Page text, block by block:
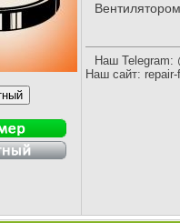
Наш Telegram:
Наш сайт: